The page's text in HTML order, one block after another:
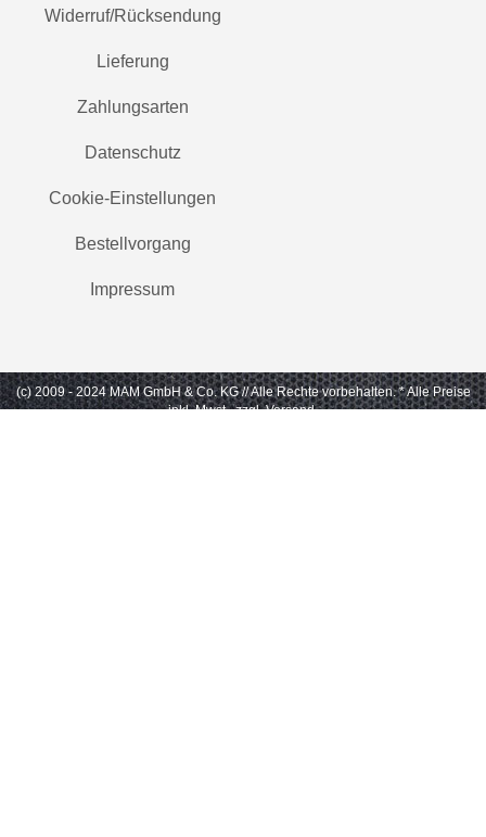
Widerruf/Rücksendung
Lieferung
Zahlungsarten
Datenschutz
Cookie-Einstellungen
Bestellvorgang
Impressum
(c) 2009 - 2024 MAM GmbH & Co. KG // Alle Rechte vorbehalten. * Alle Preise
inkl. Mwst., zzgl. Versand.